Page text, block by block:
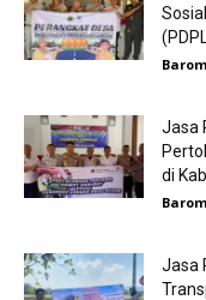
Jasa
di
Jasa